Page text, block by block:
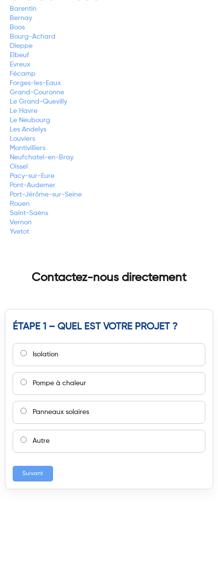
Barentin
Bernay
Boos
Bourg-Achard
Dieppe
Elbeuf
Evreux
Fécamp
Forges-les-Eaux
Grand-Couronne
Le Grand-Quevilly
Le Havre
Le Neubourg
Les Andelys
Louviers
Montivilliers
Neufchatel-en-Bray
Oissel
Pacy-sur-Eure
Pont-Audemer
Port-Jérôme-sur-Seine
Rouen
Saint-Saëns
Vernon
Yvetot
Contactez-nous directement
ÉTAPE 1 – QUEL EST VOTRE PROJET ?
Isolation
Pompe à chaleur
Panneaux solaires
Autre
Suivant